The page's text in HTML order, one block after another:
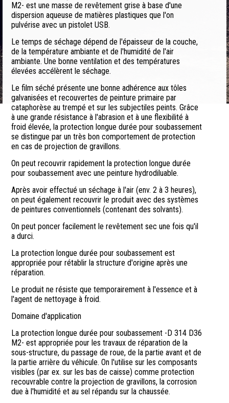
M2- est une masse de revêtement grise à base d'une
dispersion aqueuse de matières plastiques que l'on
pulvérise avec un pistolet USB.
Le temps de séchage dépend de l'épaisseur de la couche,
de la température ambiante et de l'humidité de l'air
ambiante. Une bonne ventilation et des températures
élevées accélèrent le séchage.
Le film séché présente une bonne adhérence aux tôles
galvanisées et recouvertes de peinture primaire par
cataphorèse au trempé et sur les subjectiles peints. Grâce
à une grande résistance à l'abrasion et à une flexibilité à
froid élevée, la protection longue durée pour soubassement
se distingue par un très bon comportement de protection
en cas de projection de gravillons.
On peut recouvrir rapidement la protection longue durée
pour soubassement avec une peinture hydrodiluable.
Après avoir effectué un séchage à l'air (env. 2 à 3 heures),
on peut également recouvrir le produit avec des systèmes
de peintures conventionnels (contenant des solvants).
On peut poncer facilement le revêtement sec une fois qu'il
a durci.
La protection longue durée pour soubassement est
appropriée pour rétablir la structure d'origine après une
réparation.
Le produit ne résiste que temporairement à l'essence et à
l'agent de nettoyage à froid.
Domaine d'application
La protection longue durée pour soubassement -D 314 D36
M2- est appropriée pour les travaux de réparation de la
sous-structure, du passage de roue, de la partie avant et de
la partie arrière du véhicule. On l'utilise sur les composants
visibles (par ex. sur les bas de caisse) comme protection
recouvrable contre la projection de gravillons, la corrosion
due à l'humidité et au sel répandu sur la chaussée.